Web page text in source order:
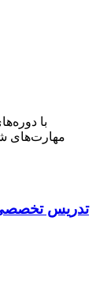
با
مهارت‌های
تدریس